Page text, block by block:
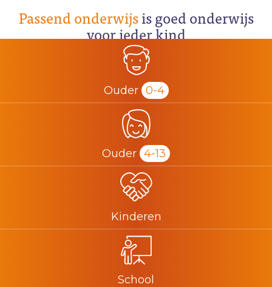
Passend onderwijsis goed onderwijs
voor ieder kind
Ouder 0-4
Ouder 4-13
Kinderen
School